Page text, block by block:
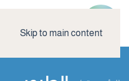
Skip to main content